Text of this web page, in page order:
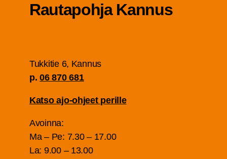
Rau­ta­poh­ja Kannus
Tuk­ki­tie 6, Kan­nus
p.06 870 681
Kat­so ajo-ohjeet perille
Avoin­na:
Ma – Pe: 7.30 – 17.00
La: 9.00 – 13.00